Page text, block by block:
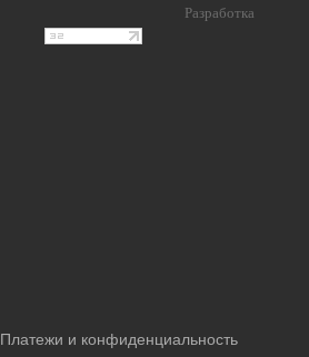
Разработка
Платежи и конфиденциальность